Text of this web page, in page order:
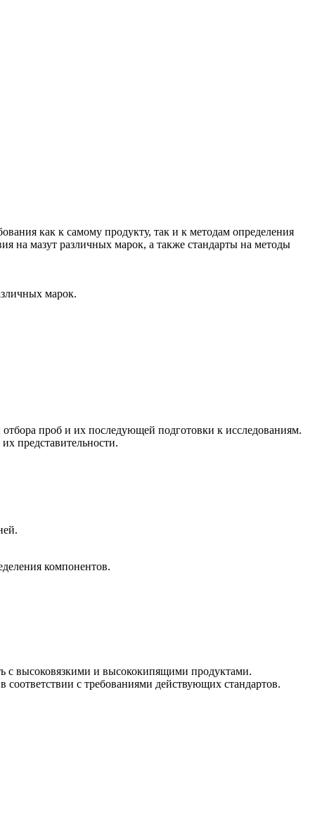
как к самому продукту, так и к методам определения
на мазут различных марок, а также стандарты на методы
марок.
проб и их последующей подготовки к исследованиям.
представительности.
компонентов.
с высоковязкими и высококипящими продуктами.
с требованиями действующих стандартов.